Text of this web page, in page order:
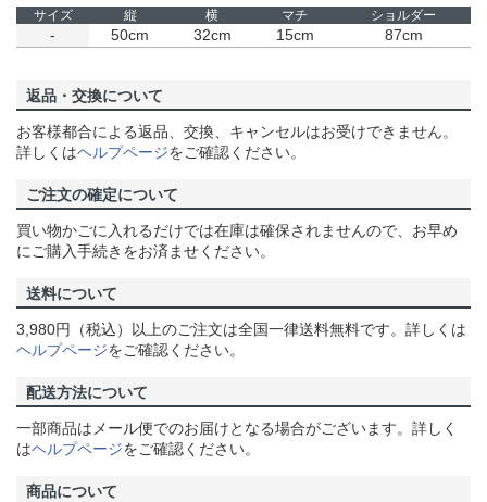
サイズ 縦 横 マチ ショルダー
- 50cm 32cm 15cm 87cm
返品・交換について
お客様都合による返品、交換、キャンセルはお受けできません。
詳しくはヘルプページをご確認ください。
ご注文の確定について
買い物かごに入れるだけでは在庫は確保されませんので、お早め
にご購入手続きをお済ませください。
送料について
3,980円（税込）以上のご注文は全国一律送料無料です。詳しくは
ヘルプページをご確認ください。
配送方法について
一部商品はメール便でのお届けとなる場合がございます。詳しく
はヘルプページをご確認ください。
商品について